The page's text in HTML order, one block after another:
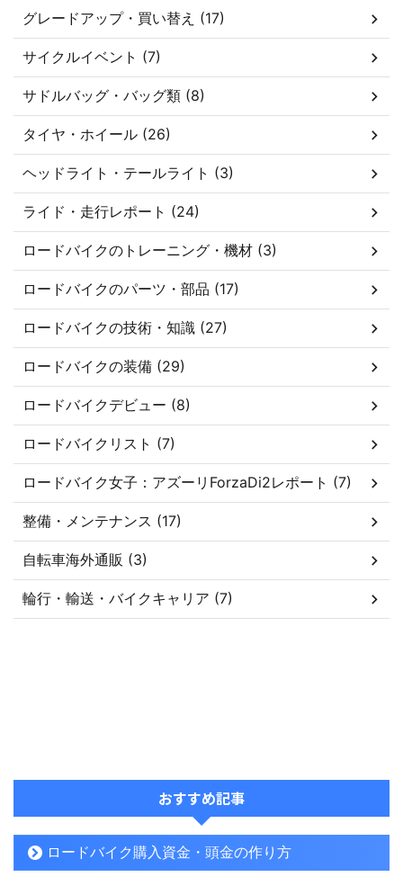
グレードアップ・買い替え (17)
サイクルイベント (7)
サドルバッグ・バッグ類 (8)
タイヤ・ホイール (26)
ヘッドライト・テールライト (3)
ライド・走行レポート (24)
ロードバイクのトレーニング・機材 (3)
ロードバイクのパーツ・部品 (17)
ロードバイクの技術・知識 (27)
ロードバイクの装備 (29)
ロードバイクデビュー (8)
ロードバイクリスト (7)
ロードバイク女子：アズーリForzaDi2レポート (7)
整備・メンテナンス (17)
自転車海外通販 (3)
輪行・輸送・バイクキャリア (7)
おすすめ記事
ロードバイク購入資金・頭金の作り方